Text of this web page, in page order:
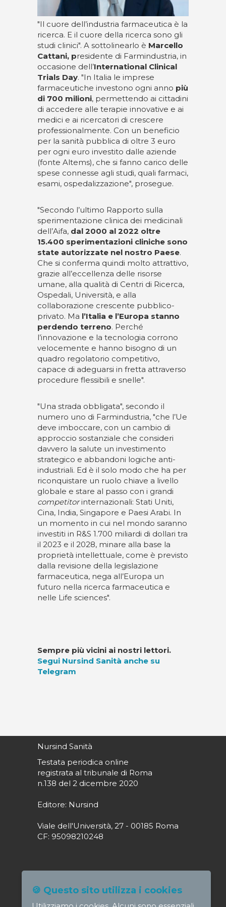
"Il cuore dell’industria farmaceutica è la
ricerca. E il cuore della ricerca sono gli
studi clinici". A sottolinearlo è Marcello
Cattani, presidente di Farmindustria, in
occasione dell’International Clinical
Trials Day. "In Italia le imprese
farmaceutiche investono ogni anno più
di 700 milioni, permettendo ai cittadini
di accedere alle terapie innovative e ai
medici e ai ricercatori di crescere
professionalmente. Con un beneficio
per la sanità pubblica di oltre 3 euro
per ogni euro investito dalle aziende
(fonte Altems), che si fanno carico delle
spese connesse agli studi, quali farmaci,
esami, ospedalizzazione", prosegue.
"Secondo l’ultimo Rapporto sulla
sperimentazione clinica dei medicinali
dell’Aifa, dal 2000 al 2022 oltre
15.400 sperimentazioni cliniche sono
state autorizzate nel nostro Paese.
Che si conferma quindi molto attrattivo,
grazie all’eccellenza delle risorse
umane, alla qualità di Centri di Ricerca,
Ospedali, Università, e alla
collaborazione crescente pubblico-
privato. Ma l’Italia e l’Europa stanno
perdendo terreno. Perché
l’innovazione e la tecnologia corrono
velocemente e hanno bisogno di un
quadro regolatorio competitivo,
capace di adeguarsi in fretta attraverso
procedure flessibili e snelle".
"Una strada obbligata", secondo il
numero uno di Farmindustria, "che l’Ue
deve imboccare, con un cambio di
approccio sostanziale che consideri
davvero la salute un investimento
strategico e abbandoni logiche anti-
industriali. Ed è il solo modo che ha per
riconquistare un ruolo chiave a livello
globale e stare al passo con i grandi
competitorinternazionali: Stati Uniti,
Cina, India, Singapore e Paesi Arabi. In
un momento in cui nel mondo saranno
investiti in R&S 1.700 miliardi di dollari tra
il 2023 e il 2028, minare alla base la
proprietà intellettuale, come è previsto
dalla revisione della legislazione
farmaceutica, nega all’Europa un
futuro nella ricerca farmaceutica e
nelle Life sciences".
Sempre più vicini ai nostri lettori.
Segui Nursind Sanità anche su
Telegram
Nursind Sanità
Testata periodica online
registrata al tribunale di Roma
n.138 del 2 dicembre 2020
Editore: Nursind
Viale dell'Università, 27 - 00185 Roma
CF: 95098210248
Direttore responsabile: Paola Alagia
direttore@nursindsanita.it
🍪 Questo sito utilizza i cookies